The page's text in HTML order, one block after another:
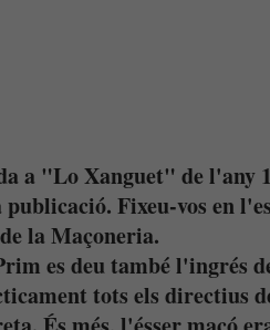
a "Lo Xanguet" de l'any
Fixeu-vos en
la Maçoneria.
es deu també l'ingrés
tots els directius